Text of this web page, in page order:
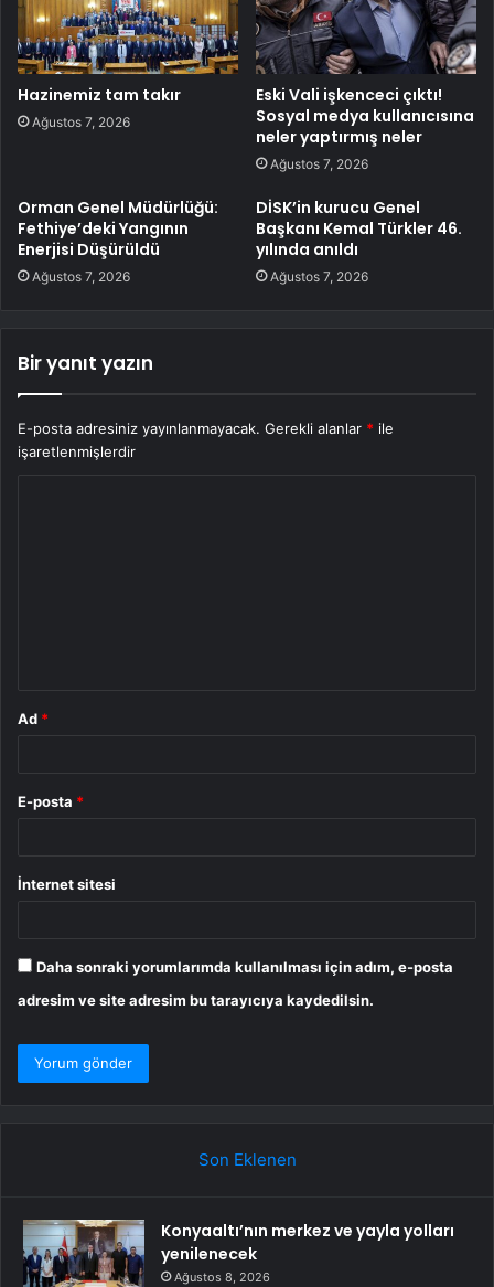
Hazinemiz tam takır
Ağustos 7, 2026
Eski Vali işkenceci çıktı!
Sosyal medya kullanıcısına
neler yaptırmış neler
Ağustos 7, 2026
Orman Genel Müdürlüğü:
Fethiye’deki Yangının
Enerjisi Düşürüldü
Ağustos 7, 2026
DİSK’in kurucu Genel
Başkanı Kemal Türkler 46.
yılında anıldı
Ağustos 7, 2026
Bir yanıt yazın
E-posta adresiniz yayınlanmayacak. Gerekli alanlar * ile
işaretlenmişlerdir
Ad *
E-posta *
İnternet sitesi
Daha sonraki yorumlarımda kullanılması için adım, e-posta
adresim ve site adresim bu tarayıcıya kaydedilsin.
Son Eklenen
Konyaaltı’nın merkez ve yayla yolları
yenilenecek
Ağustos 8, 2026